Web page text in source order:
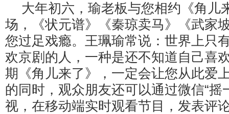
大年初六，瑜老板与您相约《角儿
场，《状元谱》《秦琼卖马》《武家
您过足戏瘾。王珮瑜常说：世界上只
欢京剧的人，一种是还不知道自己喜
期《角儿来了》，一定会让您从此爱
的同时，观众朋友还可以通过微信“摇
视，在移动端实时观看节目，发表评